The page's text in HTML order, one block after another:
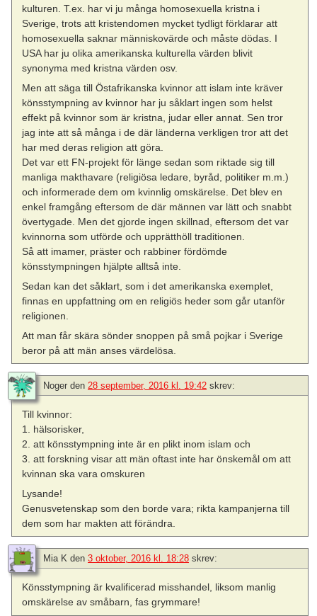
kulturen. T.ex. har vi ju många homosexuella kristna i
Sverige, trots att kristendomen mycket tydligt förklarar att
homosexuella saknar människovärde och måste dödas. I
USA har ju olika amerikanska kulturella värden blivit
synonyma med kristna värden osv.
Men att säga till Östafrikanska kvinnor att islam inte kräver
könsstympning av kvinnor har ju såklart ingen som helst
effekt på kvinnor som är kristna, judar eller annat. Sen tror
jag inte att så många i de där länderna verkligen tror att det
har med deras religion att göra.
Det var ett FN-projekt för länge sedan som riktade sig till
manliga makthavare (religiösa ledare, byråd, politiker m.m.)
och informerade dem om kvinnlig omskärelse. Det blev en
enkel framgång eftersom de där männen var lätt och snabbt
övertygade. Men det gjorde ingen skillnad, eftersom det var
kvinnorna som utförde och upprätthöll traditionen.
Så att imamer, präster och rabbiner fördömde
könsstympningen hjälpte alltså inte.
Sedan kan det såklart, som i det amerikanska exemplet,
finnas en uppfattning om en religiös heder som går utanför
religionen.
Att man får skära sönder snoppen på små pojkar i Sverige
beror på att män anses värdelösa.
Noger den 28 september, 2016 kl. 19:42 skrev:
Till kvinnor:
1. hälsorisker,
2. att könsstympning inte är en plikt inom islam och
3. att forskning visar att män oftast inte har önskemål om att
kvinnan ska vara omskuren
Lysande!
Genusvetenskap som den borde vara; rikta kampanjerna till
dem som har makten att förändra.
Mia K den 3 oktober, 2016 kl. 18:28 skrev:
Könsstympning är kvalificerad misshandel, liksom manlig
omskärelse av småbarn, fas grymmare!